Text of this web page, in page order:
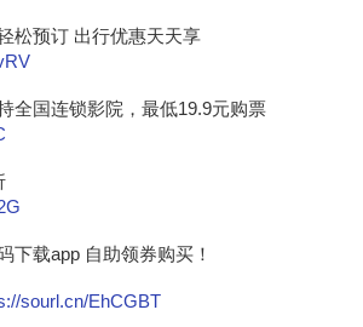
松预订 出行优惠天天享
全国连锁影院，最低19.9元购票
下载app 自助领券购买！
sourl.cn/EhCGBT